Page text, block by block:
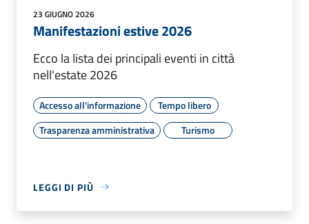
23 GIUGNO 2026
Manifestazioni estive 2026
Ecco la lista dei principali eventi in città
nell'estate 2026
Accesso all'informazione
Tempo libero
Trasparenza amministrativa
Turismo
LEGGI DI PIÙ